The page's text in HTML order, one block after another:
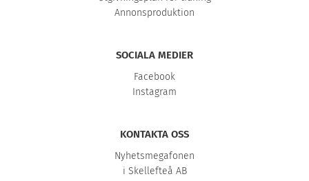
Annonsproduktion
SOCIALA MEDIER
Facebook
Instagram
KONTAKTA OSS
Nyhetsmegafonen
i Skellefteå AB